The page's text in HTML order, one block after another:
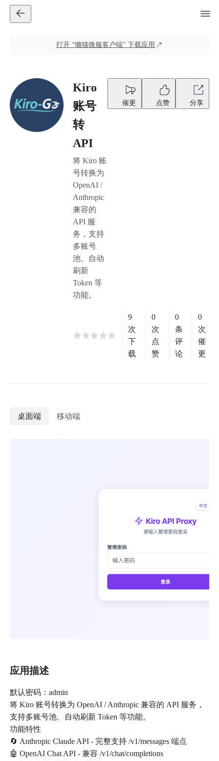
打开 “懒猫微服客户端” 下载应用
Kiro
账号
转
API
将 Kiro 账
号转换为
OpenAI /
Anthropic
兼容的
API 服
务，支持
多账号
池、自动
刷新
Token 等
功能。
催更 点赞 分享
9
次
下
载
0
次
点
赞
0
条
评
论
0
次
催
更
桌面端 移动端
应用描述
默认密码：admin
将 Kiro 账号转换为 OpenAI / Anthropic 兼容的 API 服务，
支持多账号池、自动刷新 Token 等功能。
功能特性
🔄 Anthropic Claude API - 完整支持 /v1/messages 端点
🤖 OpenAI Chat API - 兼容 /v1/chat/completions